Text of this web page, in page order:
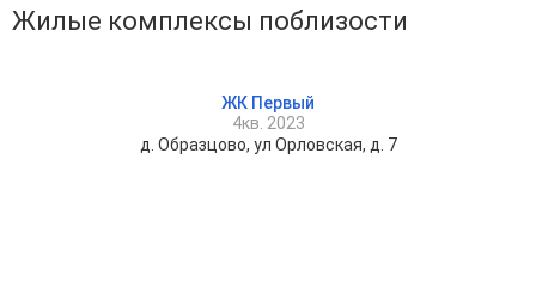
Жилые комплексы поблизости
ЖК Первый
4кв. 2023
д. Образцово, ул Орловская, д. 7